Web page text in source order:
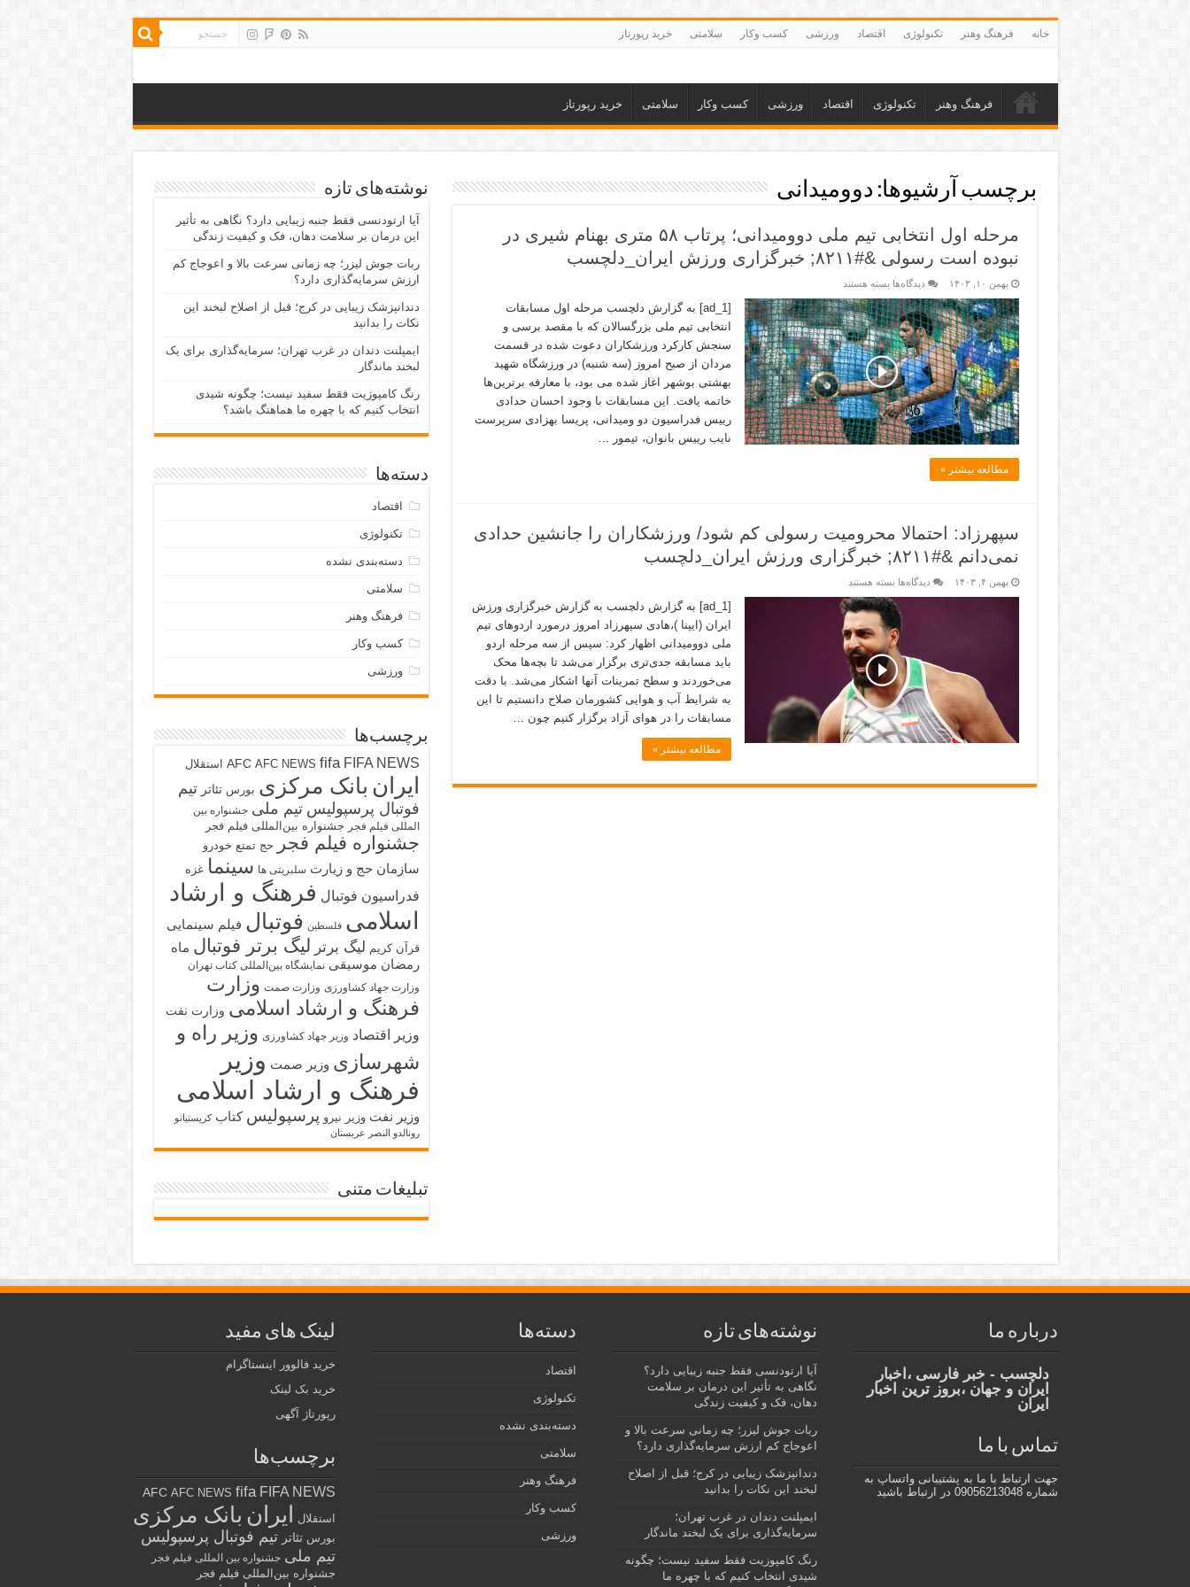
خانه فرهنگ وهنر تکنولوژی اقتصاد ورزشی کسب وکار سلامتی خرید رپورتاز
فرهنگ وهنر تکنولوژی اقتصاد ورزشی کسب وکار سلامتی خرید رپورتاز
برچسب آرشیوها: دوومیدانی
مرحله اول انتخابی تیم ملی دوومیدانی؛ پرتاب ۵۸ متری بهنام شیری در
نبوده است رسولی &#۸۲۱۱; خبرگزاری ورزش ایران_دلچسب
بهمن ۱۰, ۱۴۰۳ دیدگاه‌ها بسته هستند
[ad_1] به گزارش دلچسب مرحله اول مسابقات
انتخابی تیم ملی بزرگسالان که با مقصد برسی و
سنجش کارکرد ورزشکاران دعوت شده در قسمت
مردان از صبح امروز (سه شنبه) در ورزشگاه شهید
بهشتی بوشهر اغاز شده می بود، با معارفه برترین‌ها
خاتمه یافت. این مسابقات با وجود احسان حدادی
رییس فدراسیون دو ومیدانی، پریسا بهزادی سرپرست
نایب رییس بانوان، تیمور …
مطالعه بیشتر »
سپهرزاد: احتمالا محرومیت رسولی کم شود/ ورزشکاران را جانشین حدادی
نمی‌دانم &#۸۲۱۱; خبرگزاری ورزش ایران_دلچسب
بهمن ۴, ۱۴۰۳ دیدگاه‌ها بسته هستند
[ad_1] به گزارش دلچسب به گزارش خبرگزاری ورزش
ایران (ایپنا )،هادی سپهرزاد امروز درمورد اردوهای تیم
ملی دوومیدانی اظهار کرد: سپس از سه مرحله اردو
باید مسابقه جدی‌تری برگزار می‌شد تا بچه‌ها محک
می‌خوردند و سطح تمرینات آنها اشکار می‌شد. با دقت
به شرایط آب و هوایی کشورمان صلاح دانستیم تا این
مسابقات را در هوای آزاد برگزار کنیم چون …
مطالعه بیشتر »
نوشته‌های تازه
آیا ارتودنسی فقط جنبه زیبایی دارد؟ نگاهی به تأثیر
این درمان بر سلامت دهان، فک و کیفیت زندگی
ربات جوش لیزر؛ چه زمانی سرعت بالا و اعوجاج کم
ارزش سرمایه‌گذاری دارد؟
دندانپزشک زیبایی در کرج؛ قبل از اصلاح لبخند این
نکات را بدانید
ایمپلنت دندان در غرب تهران؛ سرمایه‌گذاری برای یک
لبخند ماندگار
رنگ کامپوزیت فقط سفید نیست؛ چگونه شیدی
انتخاب کنیم که با چهره ما هماهنگ باشد؟
دسته‌ها
اقتصاد
تکنولوژی
دسته‌بندی نشده
سلامتی
فرهنگ وهنر
کسب وکار
ورزشی
برچسب‌ها
AFC AFC NEWS fifa FIFA NEWS استقلال
ایران بانک مرکزی بورس تئاتر تیم
فوتبال پرسپولیس تیم ملی جشنواره بین
المللی فیلم فجر جشنواره بین‌المللی فیلم فجر
جشنواره فیلم فجر حج تمتع خودرو
سازمان حج و زیارت سلبریتی ها سینما غزه
فدراسیون فوتبال فرهنگ و ارشاد
اسلامی فلسطین فوتبال فیلم سینمایی
قرآن کریم لیگ برتر لیگ برتر فوتبال ماه
رمضان موسیقی نمایشگاه بین‌المللی کتاب تهران
وزارت جهاد کشاورزی وزارت صمت وزارت
فرهنگ و ارشاد اسلامی وزارت نفت
وزیر اقتصاد وزیر جهاد کشاورزی وزیر راه و
شهرسازی وزیر صمت وزیر
فرهنگ و ارشاد اسلامی
وزیر نفت وزیر نیرو پرسپولیس کتاب کریستیانو
رونالدو النصر عربستان
تبلیغات متنی
درباره ما
دلچسب - خبر فارسی ،اخبار
ایران و جهان ،بروز ترین اخبار
ایران
تماس با ما
جهت ارتباط با ما به پشتیبانی واتساپ به
شماره 09056213048 در ارتباط باشید
نوشته‌های تازه
آیا ارتودنسی فقط جنبه زیبایی دارد؟
نگاهی به تأثیر این درمان بر سلامت
دهان، فک و کیفیت زندگی
ربات جوش لیزر؛ چه زمانی سرعت بالا و
اعوجاج کم ارزش سرمایه‌گذاری دارد؟
دندانپزشک زیبایی در کرج؛ قبل از اصلاح
لبخند این نکات را بدانید
ایمپلنت دندان در غرب تهران؛
سرمایه‌گذاری برای یک لبخند ماندگار
رنگ کامپوزیت فقط سفید نیست؛ چگونه
شیدی انتخاب کنیم که با چهره ما
دسته‌ها
اقتصاد
تکنولوژی
دسته‌بندی نشده
سلامتی
فرهنگ وهنر
کسب وکار
ورزشی
لینک های مفید
خرید فالوور اینستاگرام
خرید بک لینک
رپورتاژ آگهی
برچسب‌ها
AFC AFC NEWS fifa FIFA NEWS
استقلال ایران بانک مرکزی
بورس تئاتر تیم فوتبال پرسپولیس
تیم ملی جشنواره بین المللی فیلم فجر
جشنواره بین‌المللی فیلم فجر